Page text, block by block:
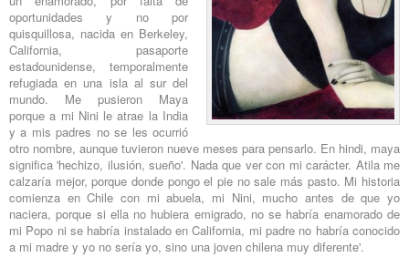
oportunidades y no por
quisquillosa, nacida en Berkeley,
California, pasaporte
estadounidense, temporalmente
refugiada en una isla al sur del
mundo. Me pusieron Maya
porque a mi Nini le atrae la India
y a mis padres no se les ocurrió
otro nombre, aunque tuvieron nueve meses para pensarlo. En hindi, maya
significa 'hechizo, ilusión, sueño'. Nada que ver con mi carácter. Atila me
calzaría mejor, porque donde pongo el pie no sale más pasto. Mi historia
comienza en Chile con mi abuela, mi Nini, mucho antes de que yo
naciera, porque si ella no hubiera emigrado, no se habría enamorado de
mi Popo ni se habría instalado en California, mi padre no habría conocido
a mi madre y yo no sería yo, sino una joven chilena muy diferente'.